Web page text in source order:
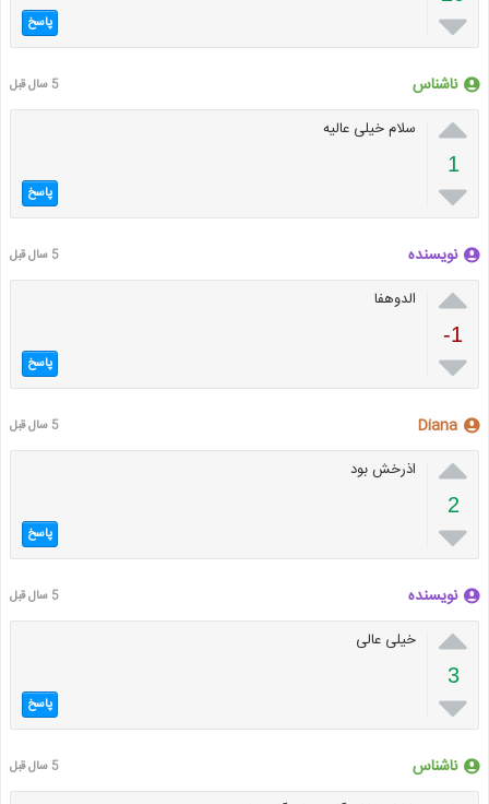
 پاسخ
ناشناس 5 سال قبل

1

سلام خیلی عالیه
پاسخ
نویسنده 5 سال قبل

-1

الدوهفا
پاسخ
Diana 5 سال قبل

2

اذرخش بود
پاسخ
نویسنده 5 سال قبل

3

خیلی عالی
پاسخ
ناشناس 5 سال قبل